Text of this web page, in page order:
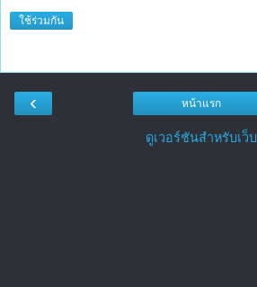
ใช้ร่วมกัน
‹ หน้าแรก
ดูเวอร์ชันสำหรับเว็บ